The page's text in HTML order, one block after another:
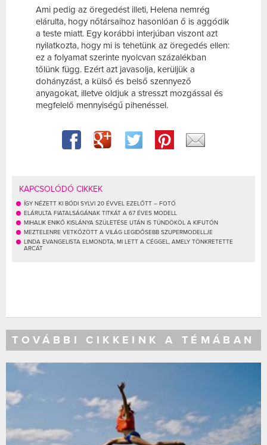
Ami pedig az öregedést illeti, Helena nemrég
elárulta, hogy nőtársaihoz hasonlóan ő is aggódik
a teste miatt. Egy korábbi interjúban viszont azt
nyilatkozta, hogy mi is tehetünk az öregedés ellen:
ez a folyamat szerinte nyolcvan százalékban
tőlünk függ. Ezért azt javasolja, kerüljük a
dohányzást, a külső és belső szennyező
anyagokat, illetve oldjuk a stresszt mozgással és
megfelelő mennyiségű pihenéssel.
KAPCSOLÓDÓ CIKKEK
ÍGY NÉZETT KI BÓDI SYLVI 20 ÉVVEL EZELŐTT – FOTÓ
ELÁRULTA FIATALSÁGÁNAK TITKÁT A 67 ÉVES MODELL
MIHALIK ENIKŐ KISLÁNYA SZÜLETÉSE UTÁN IS TÜNDÖKÖL A KIFUTÓN
MEZTELENRE VETKŐZÖTT A VILÁG LEGIDŐSEBB SZUPERMODELLJE
LINDA EVANGELISTA ELMONDTA, MI LETT A CÉGGEL, AMELY TÖNKRETETTE
ARCÁT
TOVÁBBI CIKKEINK A TÉMÁBAN